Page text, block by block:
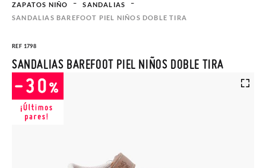
ZAPATOS NIÑO
SANDALIAS
SANDALIAS BAREFOOT PIEL NIÑOS DOBLE TIRA
REF 1798
SANDALIAS BAREFOOT PIEL NIÑOS DOBLE TIRA